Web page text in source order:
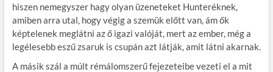
hiszen nemegyszer hagy olyan üzeneteket Hunteréknek,
amiben arra utal, hogy végig a szemük előtt van, ám ők
képtelenek meglátni az ő igazi valóját, mert az ember, még a
legélesebb eszű zsaruk is csupán azt látják, amit látni akarnak.
A másik szál a múlt rémálomszerű fejezeteibe vezeti el a mit